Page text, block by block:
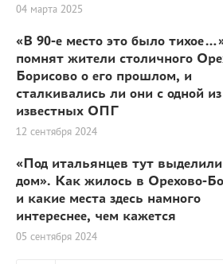
04 марта 2025
«В 90-е место это было
помнят жители столичного
Борисово о его прошлом, и
сталкивались ли они с одной
известных ОПГ
12 сентября 2024
«Под итальянцев тут
дом». Как жилось в Орехово-
и какие места здесь намного
интереснее, чем кажется
05 сентября 2024